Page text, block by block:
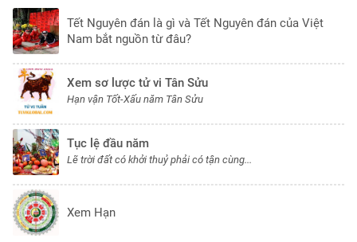
Tết Nguyên đán là gì và Tết Nguyên đán của Việt
Nam bắt nguồn từ đâu?
Xem sơ lược tử vi Tân Sửu
Hạn vận Tốt-Xấu năm Tân Sửu
Tục lệ đầu năm
Lẽ trời đất có khởi thuỷ phải có tận cùng...
Xem Hạn